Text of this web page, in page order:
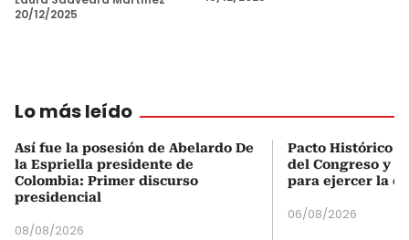
20/12/2025
Lo más leído
Así fue la posesión de Abelardo De
la Espriella presidente de
Colombia: Primer discurso
presidencial
08/08/2026
Pacto Histórico
del Congreso y
para ejercer la
06/08/2026